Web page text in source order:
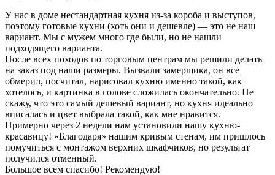
У нас в доме нестандартная кухня из-за короба и выступов,
поэтому готовые кухни (хоть они и дешевле) — это не наш
вариант. Мы с мужем много где были, но не нашли
подходящего варианта.
После всех походов по торговым центрам мы решили делать
на заказ под наши размеры. Вызвали замерщика, он все
обмерил, посчитал, нарисовал кухню именно такой, как
хотелось, и картинка в голове сложилась окончательно. Не
скажу, что это самый дешевый вариант, но кухня идеально
вписалась и цвет выбрала такой, как мне нравится.
Примерно через 2 недели нам установили нашу кухню-
красавицу! «Благодаря» нашим кривым стенам, им пришлось
помучиться с монтажом верхних шкафчиков, но результат
получился отменный.
Большое всем спасибо! Рекомендую!